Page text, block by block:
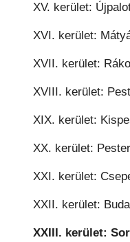
XV. kerület:
XVI. kerület:
XVII. kerület:
XVIII. kerület:
XIX. kerület:
XX. kerület:
XXI. kerület:
XXII. kerület:
XXIII. kerület: